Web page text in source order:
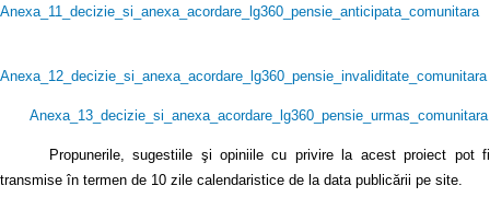
Anexa_11_decizie_si_anexa_acordare_lg360_pensie_anticipata_comunitara
Anexa_12_decizie_si_anexa_acordare_lg360_pensie_invaliditate_comunitara
Anexa_13_decizie_si_anexa_acordare_lg360_pensie_urmas_comunitara
Propunerile, sugestiile şi opiniile cu privire la acest proiect pot fi
transmise în termen de 10 zile calendaristice de la data publicării pe site.